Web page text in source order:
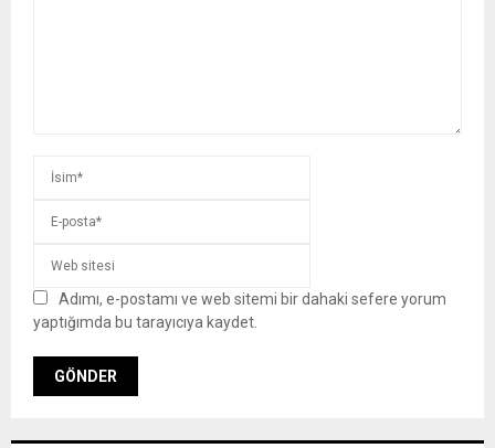
Adımı, e-postamı ve web sitemi bir dahaki sefere yorum
yaptığımda bu tarayıcıya kaydet.